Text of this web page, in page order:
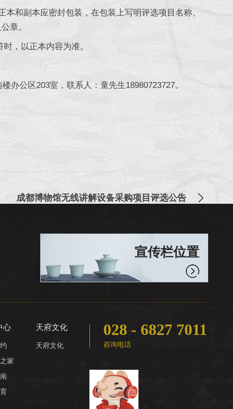
和副本应密封包装，在包装上写明评选项目名称、
章。
，以正本内容为准。
公区203室，联系人：童先生18980723727。
成都博物馆无线讲解设备采购项目评选公告
宣传栏位置
心
家
天府文化
天府文化
028 - 6827 7011
咨询电话